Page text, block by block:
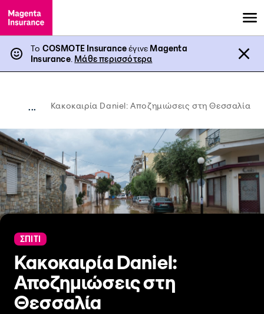
Το COSMOTE InsuranceέγινεMagenta
Insurance. Μάθε περισσότερα
... Κακοκαιρία Daniel: Αποζημιώσεις στη Θεσσαλία
ΣΠΙΤΙ
Κακοκαιρία Daniel:
Αποζημιώσεις στη
Θεσσαλία